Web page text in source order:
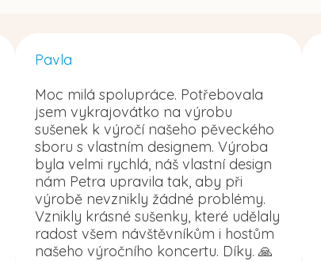
Pavla
Moc milá spolupráce. Potřebovala
jsem vykrajovátko na výrobu
sušenek k výročí našeho pěveckého
sboru s vlastním designem. Výroba
byla velmi rychlá, náš vlastní design
nám Petra upravila tak, aby při
výrobě nevznikly žádné problémy.
Vznikly krásné sušenky, které udělaly
radost všem návštěvníkům i hostům
našeho výročního koncertu. Díky. 🙏